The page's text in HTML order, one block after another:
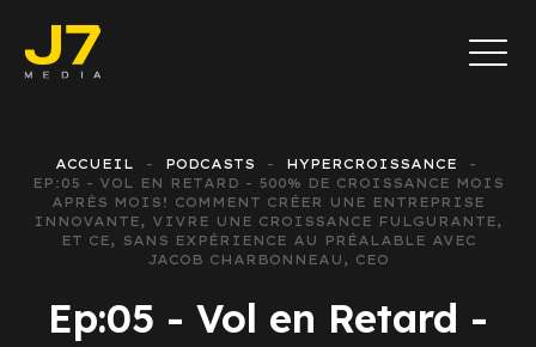
ACCUEIL PODCASTS
HYPERCROISSANCE
EP:05 - VOL EN RETARD - 500% DE CROISSANCE MOIS
APRÈS MOIS! COMMENT CRÉER UNE ENTREPRISE
INNOVANTE, VIVRE UNE CROISSANCE FULGURANTE,
ET CE, SANS EXPÉRIENCE AU PRÉALABLE AVEC
JACOB CHARBONNEAU, CEO
Ep:05 - Vol en Retard -